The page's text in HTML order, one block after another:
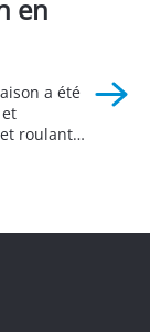
en
a été
roulant